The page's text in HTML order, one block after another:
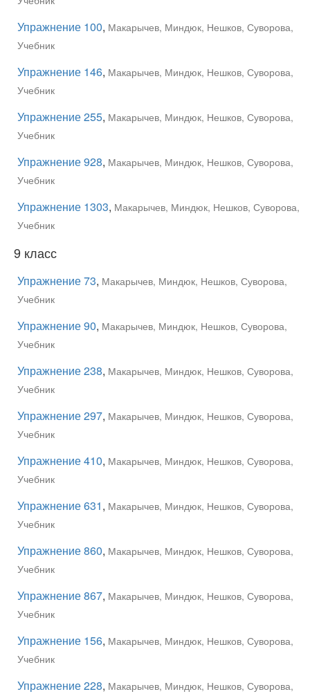
Упражнение 100, Макарычев, Миндюк, Нешков, Суворова,
Учебник
Упражнение 146, Макарычев, Миндюк, Нешков, Суворова,
Учебник
Упражнение 255, Макарычев, Миндюк, Нешков, Суворова,
Учебник
Упражнение 928, Макарычев, Миндюк, Нешков, Суворова,
Учебник
Упражнение 1303, Макарычев, Миндюк, Нешков, Суворова,
Учебник
9 класс
Упражнение 73, Макарычев, Миндюк, Нешков, Суворова,
Учебник
Упражнение 90, Макарычев, Миндюк, Нешков, Суворова,
Учебник
Упражнение 238, Макарычев, Миндюк, Нешков, Суворова,
Учебник
Упражнение 297, Макарычев, Миндюк, Нешков, Суворова,
Учебник
Упражнение 410, Макарычев, Миндюк, Нешков, Суворова,
Учебник
Упражнение 631, Макарычев, Миндюк, Нешков, Суворова,
Учебник
Упражнение 860, Макарычев, Миндюк, Нешков, Суворова,
Учебник
Упражнение 867, Макарычев, Миндюк, Нешков, Суворова,
Учебник
Упражнение 156, Макарычев, Миндюк, Нешков, Суворова,
Учебник
Упражнение 228, Макарычев, Миндюк, Нешков, Суворова,